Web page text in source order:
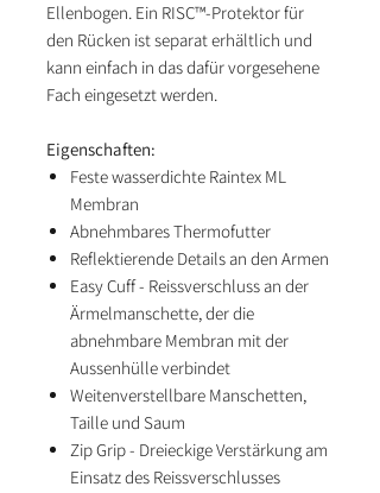
Ellenbogen. Ein RISC™-Protektor für
den Rücken ist separat erhältlich und
kann einfach in das dafür vorgesehene
Fach eingesetzt werden.
Eigenschaften:
Feste wasserdichte Raintex ML
Membran
Abnehmbares Thermofutter
Reflektierende Details an den Armen
Easy Cuff - Reissverschluss an der
Ärmelmanschette, der die
abnehmbare Membran mit der
Aussenhülle verbindet
Weitenverstellbare Manschetten,
Taille und Saum
Zip Grip - Dreieckige Verstärkung am
Einsatz des Reissverschlusses